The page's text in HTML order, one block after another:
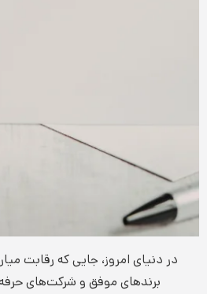
در دنیای امروز، جایی که رقابت
برندهای موفق و شرکت‌های